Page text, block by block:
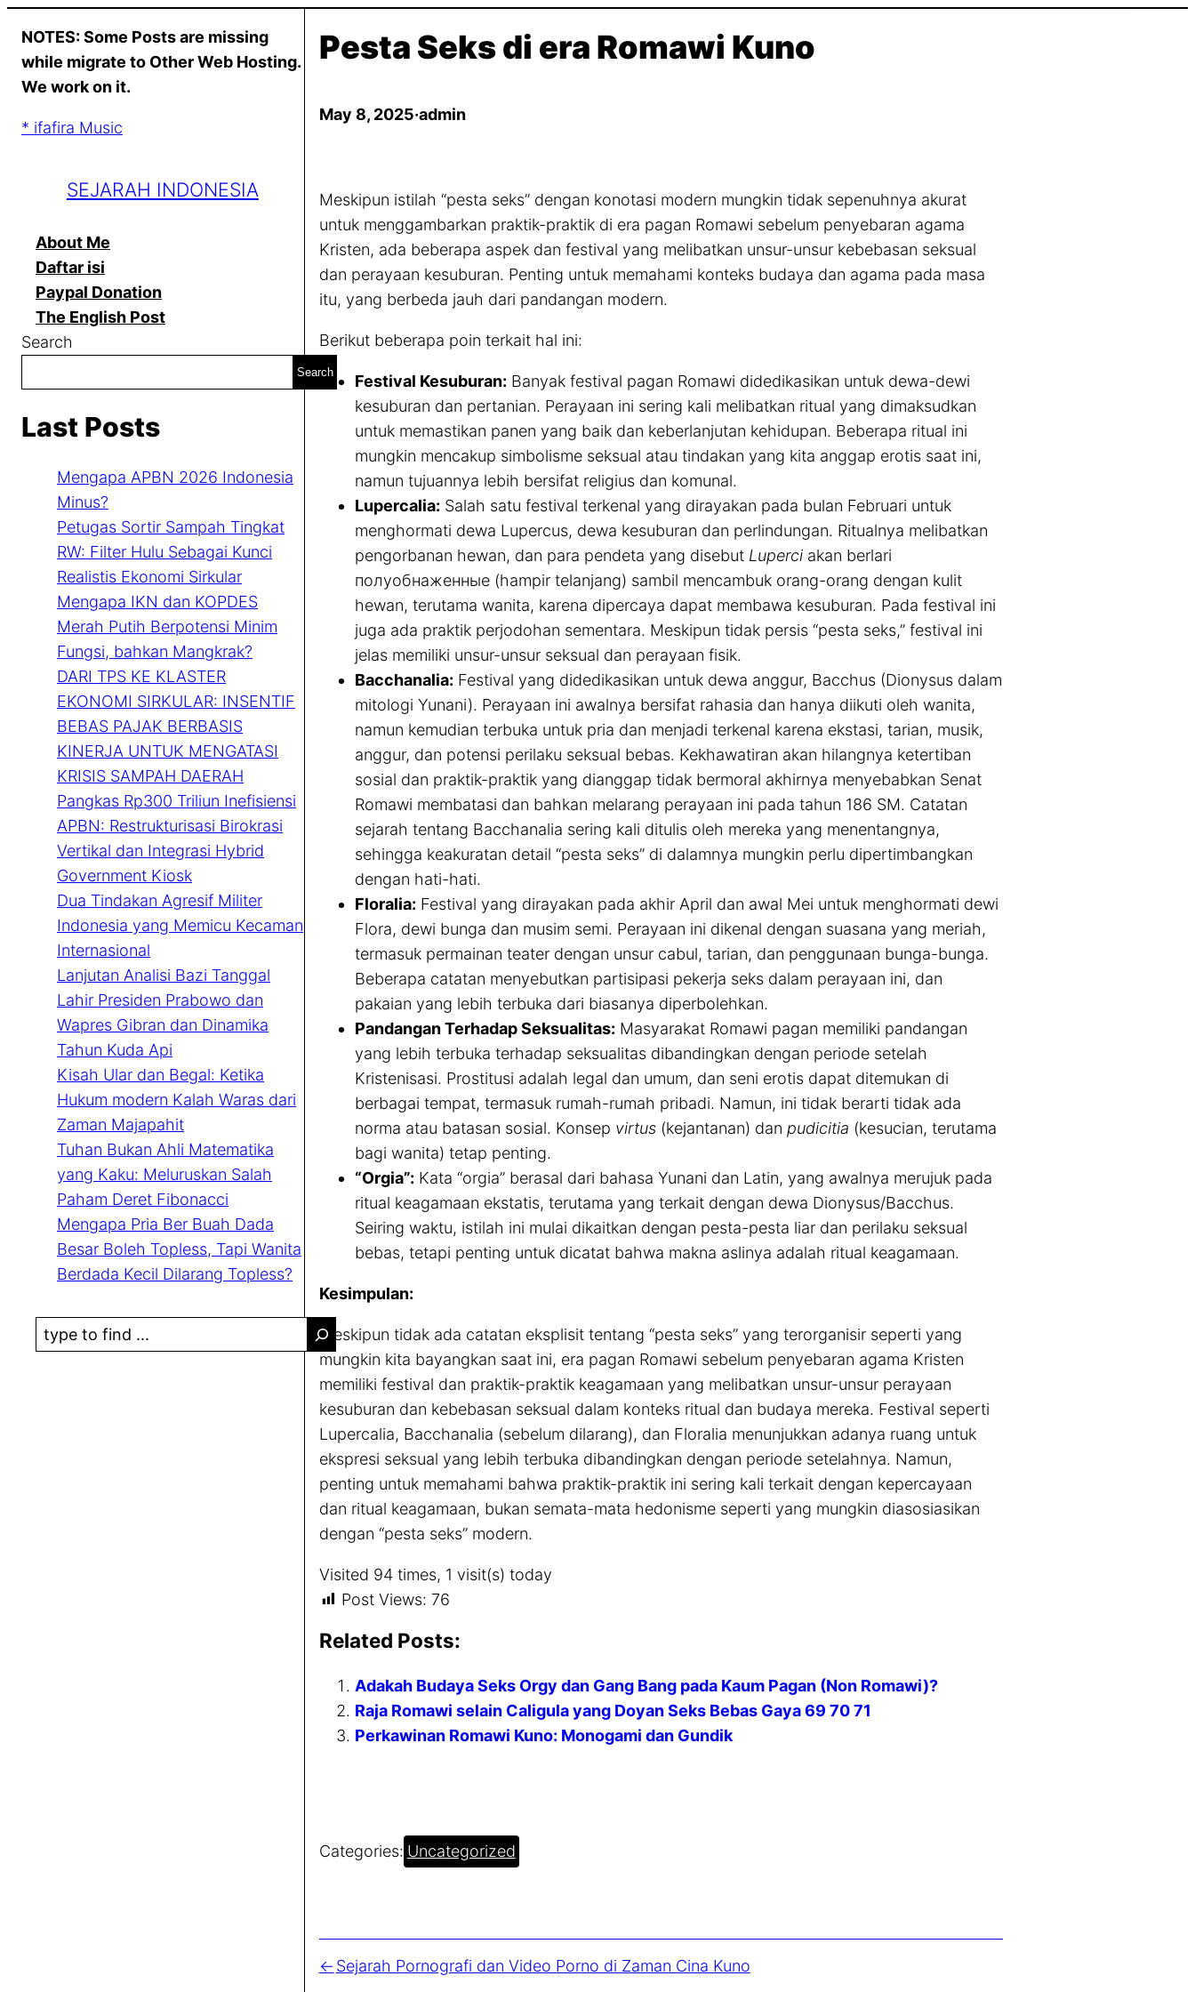
content
NOTES: Some Posts are missing
while migrate to Other Web Hosting.
We work on it.
* ifafira Music
SEJARAH INDONESIA
About Me
Daftar isi
Paypal Donation
The English Post
Search
Search
Last Posts
Mengapa APBN 2026 Indonesia
Minus?
Petugas Sortir Sampah Tingkat
RW: Filter Hulu Sebagai Kunci
Realistis Ekonomi Sirkular
Mengapa IKN dan KOPDES
Merah Putih Berpotensi Minim
Fungsi, bahkan Mangkrak?
DARI TPS KE KLASTER
EKONOMI SIRKULAR: INSENTIF
BEBAS PAJAK BERBASIS
KINERJA UNTUK MENGATASI
KRISIS SAMPAH DAERAH
Pangkas Rp300 Triliun Inefisiensi
APBN: Restrukturisasi Birokrasi
Vertikal dan Integrasi Hybrid
Government Kiosk
Dua Tindakan Agresif Militer
Indonesia yang Memicu Kecaman
Internasional
Lanjutan Analisi Bazi Tanggal
Lahir Presiden Prabowo dan
Wapres Gibran dan Dinamika
Tahun Kuda Api
Kisah Ular dan Begal: Ketika
Hukum modern Kalah Waras dari
Zaman Majapahit
Tuhan Bukan Ahli Matematika
yang Kaku: Meluruskan Salah
Paham Deret Fibonacci
Mengapa Pria Ber Buah Dada
Besar Boleh Topless, Tapi Wanita
Berdada Kecil Dilarang Topless?
S
e
Pesta Seks di era Romawi Kuno
May 8, 2025·admin
Meskipun istilah “pesta seks” dengan konotasi modern mungkin tidak sepenuhnya akurat
untuk menggambarkan praktik-praktik di era pagan Romawi sebelum penyebaran agama
Kristen, ada beberapa aspek dan festival yang melibatkan unsur-unsur kebebasan seksual
dan perayaan kesuburan. Penting untuk memahami konteks budaya dan agama pada masa
itu, yang berbeda jauh dari pandangan modern.
Berikut beberapa poin terkait hal ini:
Festival Kesuburan: Banyak festival pagan Romawi didedikasikan untuk dewa-dewi
kesuburan dan pertanian. Perayaan ini sering kali melibatkan ritual yang dimaksudkan
untuk memastikan panen yang baik dan keberlanjutan kehidupan. Beberapa ritual ini
mungkin mencakup simbolisme seksual atau tindakan yang kita anggap erotis saat ini,
namun tujuannya lebih bersifat religius dan komunal.
Lupercalia: Salah satu festival terkenal yang dirayakan pada bulan Februari untuk
menghormati dewa Lupercus, dewa kesuburan dan perlindungan. Ritualnya melibatkan
pengorbanan hewan, dan para pendeta yang disebut Luperciakan berlari
полуобнаженные (hampir telanjang) sambil mencambuk orang-orang dengan kulit
hewan, terutama wanita, karena dipercaya dapat membawa kesuburan. Pada festival ini
juga ada praktik perjodohan sementara. Meskipun tidak persis “pesta seks,” festival ini
jelas memiliki unsur-unsur seksual dan perayaan fisik.
Bacchanalia: Festival yang didedikasikan untuk dewa anggur, Bacchus (Dionysus dalam
mitologi Yunani). Perayaan ini awalnya bersifat rahasia dan hanya diikuti oleh wanita,
namun kemudian terbuka untuk pria dan menjadi terkenal karena ekstasi, tarian, musik,
anggur, dan potensi perilaku seksual bebas. Kekhawatiran akan hilangnya ketertiban
sosial dan praktik-praktik yang dianggap tidak bermoral akhirnya menyebabkan Senat
Romawi membatasi dan bahkan melarang perayaan ini pada tahun 186 SM. Catatan
sejarah tentang Bacchanalia sering kali ditulis oleh mereka yang menentangnya,
sehingga keakuratan detail “pesta seks” di dalamnya mungkin perlu dipertimbangkan
dengan hati-hati.
Floralia: Festival yang dirayakan pada akhir April dan awal Mei untuk menghormati dewi
Flora, dewi bunga dan musim semi. Perayaan ini dikenal dengan suasana yang meriah,
termasuk permainan teater dengan unsur cabul, tarian, dan penggunaan bunga-bunga.
Beberapa catatan menyebutkan partisipasi pekerja seks dalam perayaan ini, dan
pakaian yang lebih terbuka dari biasanya diperbolehkan.
Pandangan Terhadap Seksualitas: Masyarakat Romawi pagan memiliki pandangan
yang lebih terbuka terhadap seksualitas dibandingkan dengan periode setelah
Kristenisasi. Prostitusi adalah legal dan umum, dan seni erotis dapat ditemukan di
berbagai tempat, termasuk rumah-rumah pribadi. Namun, ini tidak berarti tidak ada
norma atau batasan sosial. Konsep virtus(kejantanan) dan pudicitia (kesucian, terutama
bagi wanita) tetap penting.
“Orgia”: Kata “orgia” berasal dari bahasa Yunani dan Latin, yang awalnya merujuk pada
ritual keagamaan ekstatis, terutama yang terkait dengan dewa Dionysus/Bacchus.
Seiring waktu, istilah ini mulai dikaitkan dengan pesta-pesta liar dan perilaku seksual
bebas, tetapi penting untuk dicatat bahwa makna aslinya adalah ritual keagamaan.
Kesimpulan:
Meskipun tidak ada catatan eksplisit tentang “pesta seks” yang terorganisir seperti yang
mungkin kita bayangkan saat ini, era pagan Romawi sebelum penyebaran agama Kristen
memiliki festival dan praktik-praktik keagamaan yang melibatkan unsur-unsur perayaan
kesuburan dan kebebasan seksual dalam konteks ritual dan budaya mereka. Festival seperti
Lupercalia, Bacchanalia (sebelum dilarang), dan Floralia menunjukkan adanya ruang untuk
ekspresi seksual yang lebih terbuka dibandingkan dengan periode setelahnya. Namun,
penting untuk memahami bahwa praktik-praktik ini sering kali terkait dengan kepercayaan
dan ritual keagamaan, bukan semata-mata hedonisme seperti yang mungkin diasosiasikan
dengan “pesta seks” modern.
Visited 94 times, 1 visit(s) today
Post Views: 76
Related Posts:
Adakah Budaya Seks Orgy dan Gang Bang pada Kaum Pagan (Non Romawi)?
Raja Romawi selain Caligula yang Doyan Seks Bebas Gaya 69 70 71
Perkawinan Romawi Kuno: Monogami dan Gundik
Categories: Uncategorized
Sejarah Pornografi dan Video Porno di Zaman Cina Kuno